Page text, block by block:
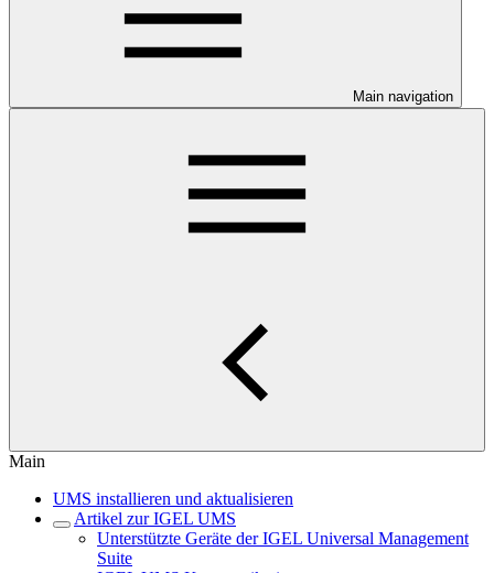
Main navigation
Main
UMS installieren und aktualisieren
Artikel zur IGEL UMS
Unterstützte Geräte der IGEL Universal Management
Suite